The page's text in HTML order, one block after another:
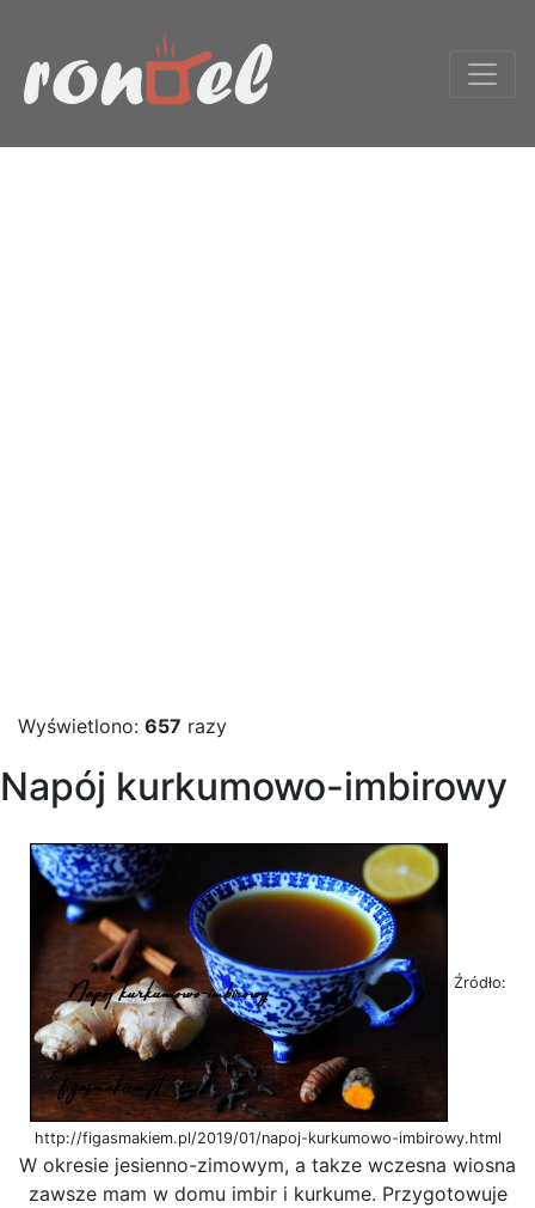
Wyświetlono: 657 razy
Napój kurkumowo-imbirowy
Źródło:
http://figasmakiem.pl/2019/01/napoj-kurkumowo-imbirowy.html
W okresie jesienno-zimowym, a takze wczesna wiosna
zawsze mam w domu imbir i kurkume. Przygotowuje